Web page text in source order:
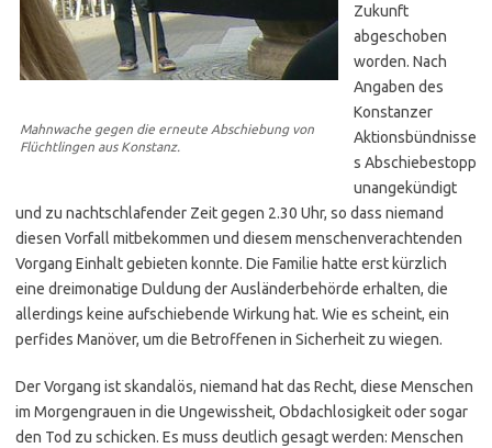
Mahnwache gegen die erneute Abschiebung von
Flüchtlingen aus Konstanz.
Zukunft
abgeschoben
worden. Nach
Angaben des
Konstanzer
Aktionsbündnisse
s Abschiebestopp
unangekündigt
und zu nachtschlafender Zeit gegen 2.30 Uhr, so dass niemand
diesen Vorfall mitbekommen und diesem menschenverachtenden
Vorgang Einhalt gebieten konnte. Die Familie hatte erst kürzlich
eine dreimonatige Duldung der Ausländerbehörde erhalten, die
allerdings keine aufschiebende Wirkung hat. Wie es scheint, ein
perfides Manöver, um die Betroffenen in Sicherheit zu wiegen.
Der Vorgang ist skandalös, niemand hat das Recht, diese Menschen
im Morgengrauen in die Ungewissheit, Obdachlosigkeit oder sogar
den Tod zu schicken. Es muss deutlich gesagt werden: Menschen